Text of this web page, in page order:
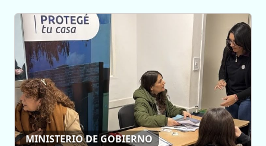
MINISTERIO DE GOBIERNO